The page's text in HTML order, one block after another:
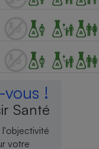
!
Santé
l'objectivité
votre